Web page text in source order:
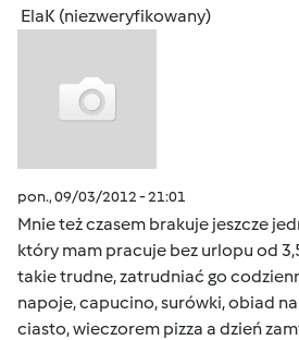
ElaK (niezweryfikowany)
pon., 09/03/2012 - 21:01
Mnie też czasem brakuje jeszcze
który mam pracuje bez urlopu od
takie trudne, zatrudniać go
napoje, capucino, surówki, obiad
ciasto, wieczorem pizza a dzień